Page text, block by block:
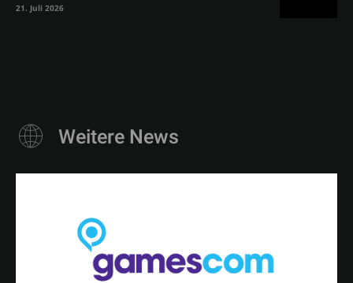
21. Juli 2026
Weitere News